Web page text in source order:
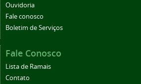
Ouvidoria
Fale conosco
Boletim de Serviços
Fale Conosco
Lista de Ramais
Contato